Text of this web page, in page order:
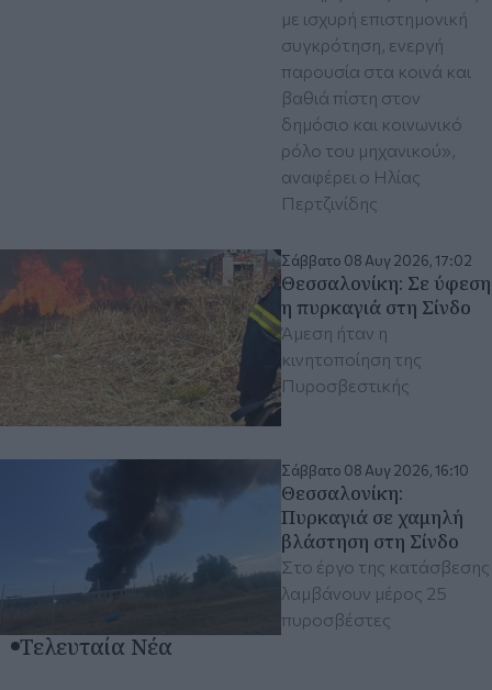
με ισχυρή επιστημονική
συγκρότηση, ενεργή
παρουσία στα κοινά και
βαθιά πίστη στον
δημόσιο και κοινωνικό
ρόλο του μηχανικού»,
αναφέρει ο Ηλίας
Περτζινίδης
Σάββατο 08 Αυγ 2026, 17:02
Θεσσαλονίκη: Σε ύφεση
η πυρκαγιά στη Σίνδο
Άμεση ήταν η
κινητοποίηση της
Πυροσβεστικής
Σάββατο 08 Αυγ 2026, 16:10
Θεσσαλονίκη:
Πυρκαγιά σε χαμηλή
βλάστηση στη Σίνδο
Στο έργο της κατάσβεσης
λαμβάνουν μέρος 25
πυροσβέστες
Τελευταία Νέα